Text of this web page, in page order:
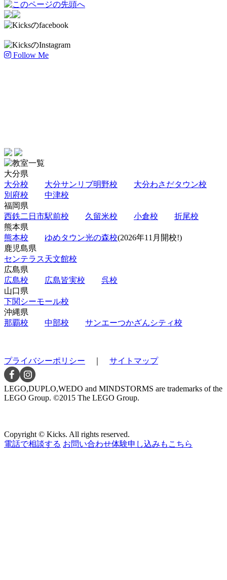
カ
ブ
Follow Me
大分県
大分校
大分サンリブ明野校
大分わさだタウン校
別府校
中津校
福岡県
西鉄二日市駅前校
久留米校 小倉校
折尾校
熊本県
熊本校
ゆめタウン光の森校(2026年11月開校!)
鹿児島県
センテラス天文館校
広島県
広島校
広島皆実校
呉校
山口県
下関シーモール校
沖縄県
那覇校
中部校 サンエーつかざんシティ校
プライバシーポリシー サイトマップ
LEGO,DUPLO,WEDO and MINDSTORMS are trademarks of the
LEGO Group. ©2015 The LEGO Group.
Copyright © Kicks. All rights reserved.
電話で相談する お問い合わせ体験申し込みもこちら